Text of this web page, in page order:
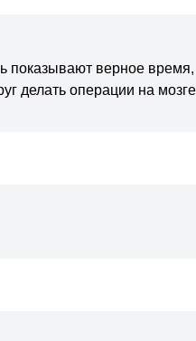
показывают верное
делать операции на